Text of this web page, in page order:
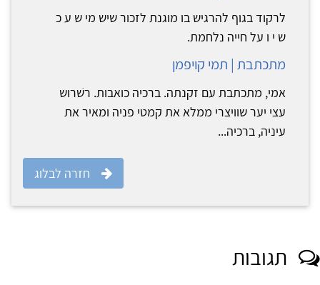
לרקוד בגוף להרגיש בו מוגנת לזכור שיש מי ש ע כ
ש י ו על חייה נלחמת.
מתכתבת | תמי קויפמן
אמי, מתכתבת עם זקנתה. ברכיה כואבות. רשׁרוש
עצי יער שוויצרי ממלא את קמטי פניה ומאיר את
עיניה, ברכיה...
חזרה לבלוג
תגובות